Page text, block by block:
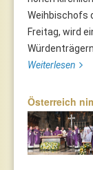
Weihbischofs
Freitag, wird
Weiterlesen
Österreich